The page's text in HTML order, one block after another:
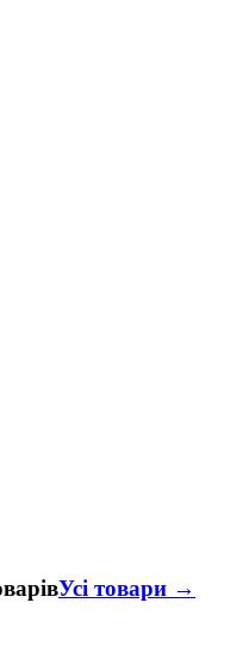
Усі товари →